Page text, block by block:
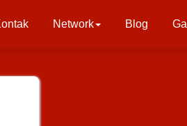
Network Blog